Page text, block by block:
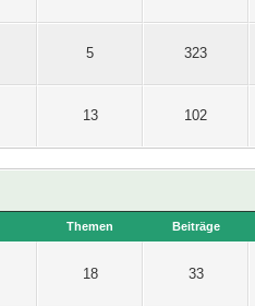
5 323
13 102
Themen Beiträge
18 33